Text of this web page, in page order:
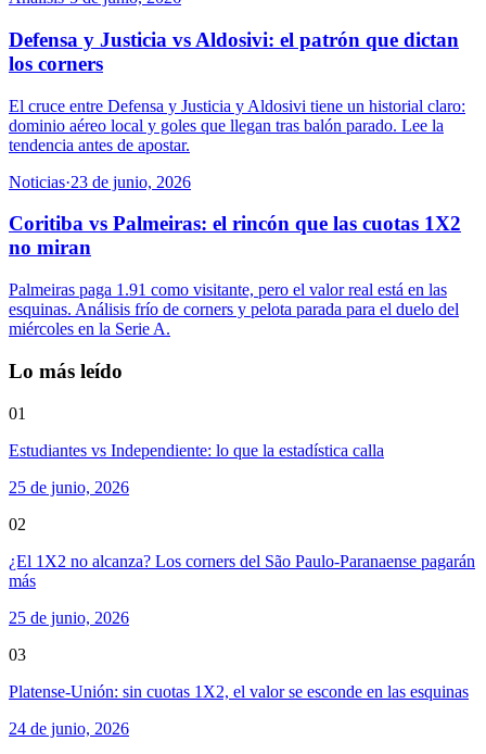
Defensa y Justicia vs Aldosivi: el patrón que dictan
los corners
El cruce entre Defensa y Justicia y Aldosivi tiene un historial claro:
dominio aéreo local y goles que llegan tras balón parado. Lee la
tendencia antes de apostar.
Noticias·23 de junio, 2026
Coritiba vs Palmeiras: el rincón que las cuotas 1X2
no miran
Palmeiras paga 1.91 como visitante, pero el valor real está en las
esquinas. Análisis frío de corners y pelota parada para el duelo del
miércoles en la Serie A.
Lo más leído
01
Estudiantes vs Independiente: lo que la estadística calla
25 de junio, 2026
02
¿El 1X2 no alcanza? Los corners del São Paulo-Paranaense pagarán
más
25 de junio, 2026
03
Platense-Unión: sin cuotas 1X2, el valor se esconde en las esquinas
24 de junio, 2026